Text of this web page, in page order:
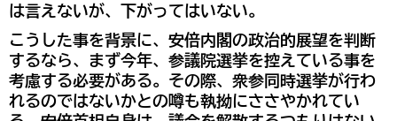
は言えないが、下がってはいない。
こうした事を背景に、安倍内閣の政治的展望を判断
するなら、まず今年、参議院選挙を控えている事を
考慮する必要がある。その際、衆参同時選挙が行わ
れるのではないかとの噂も執拗にささやかれてい